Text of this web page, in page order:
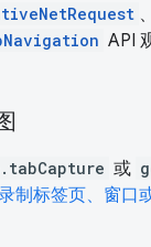
、
API
或
制标签页、窗口